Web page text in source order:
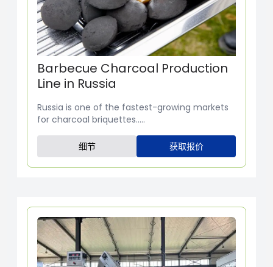
Barbecue Charcoal Production
Line in Russia
Russia is one of the fastest-growing markets
for charcoal briquettes.....
细节 获取报价